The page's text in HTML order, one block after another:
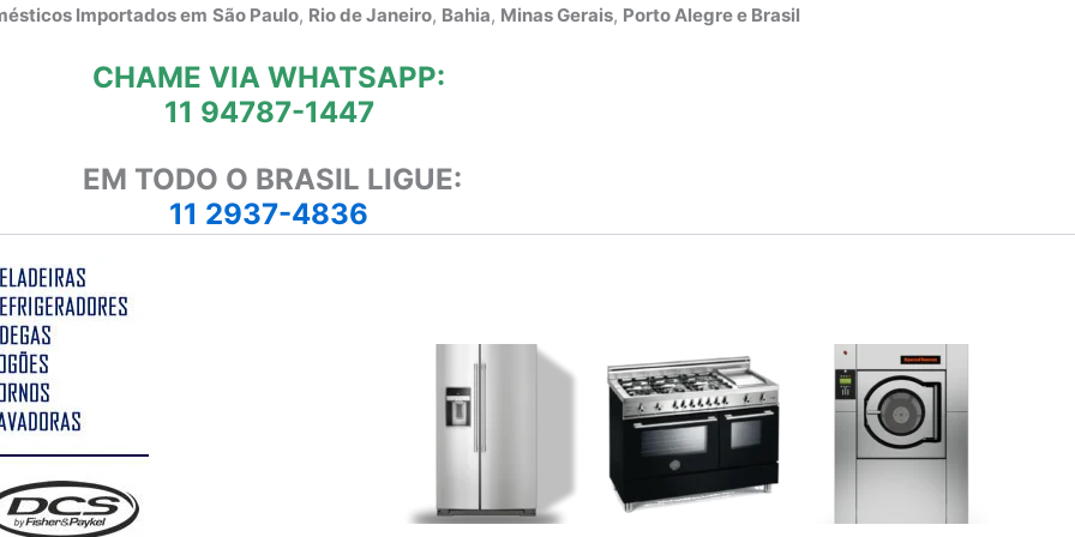
Importados em São Paulo, Rio de Janeiro, Bahia, Minas Gerais, Porto Alegre e Brasil
CHAME VIA WHATSAPP:
11 94787-1447
EM TODO O BRASIL LIGUE:
11 2937-4836